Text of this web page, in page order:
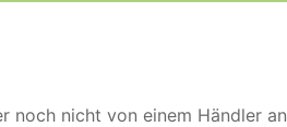
noch nicht von einem Händler